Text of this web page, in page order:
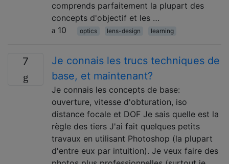
comprends parfaitement la plupart des
concepts d'objectif et les …
10
optics lens-design learning
7
Je connais les trucs techniques de
base, et maintenant?
Je connais les concepts de base:
ouverture, vitesse d'obturation, iso
distance focale et DOF Je sais quelle est la
règle des tiers J'ai fait quelques petits
travaux en utilisant Photoshop (la plupart
d'entre eux par intuition). Je veux faire des